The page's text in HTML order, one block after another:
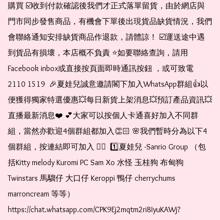
購買 ☑️收到付款確認後我們才正式落單留貨，由於網店與
門市同步發售商品，有機會下單後出現貨品缺貨情況，我們
會聯絡通知安排缺貨商品作退款，請體諒！ ☑️運送途中遇
到貨品有損壞，本店概不負責 ⭐️如要聯絡查詢，請用
Facebook inbox或直接按頁面即時通訊按鈕 ，或可致電
2110 1519  🎉夏娃兒誠意邀請閣下加入WhatsApp群組👍以
便獲得獨家特選優惠💥每日新貨上架消息💥預訂產品資訊💥
直播最新消息❤️ 💕大家可以按個人卡通喜好加入不同群
組，當然亦歡迎4個群組都加入👏🏻 🌸我們暫時分為以下4
個群組，按連結即可加入 👇🏻  1️⃣夏娃兒 -Sanrio Group （包
括Kitty melody Kuromi PC Sam Xo 水怪 玉桂狗 布甸狗
Twinstars 馬騮仔 大口仔 Keroppi 鴨仔 cherrychums
marroncream 等等）
https://chat.whatsapp.com/CPK9Ej2mqtm2ri8IyuKAWj?